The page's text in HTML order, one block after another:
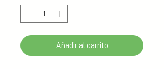
Añadir al carrito